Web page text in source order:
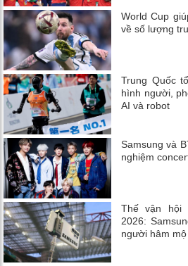
World Cup
về số lượng
Trung Quốc
hình người,
AI và robot
Samsung và
nghiệm
Thế vận hội
2026:
người hâm